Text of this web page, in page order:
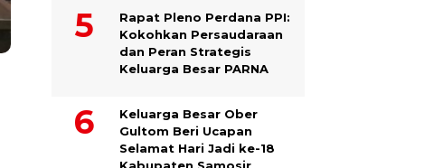
Rapat Pleno Perdana PPI:
Kokohkan Persaudaraan
dan Peran Strategis
Keluarga Besar PARNA
Keluarga Besar Ober
Gultom Beri Ucapan
Selamat Hari Jadi ke-18